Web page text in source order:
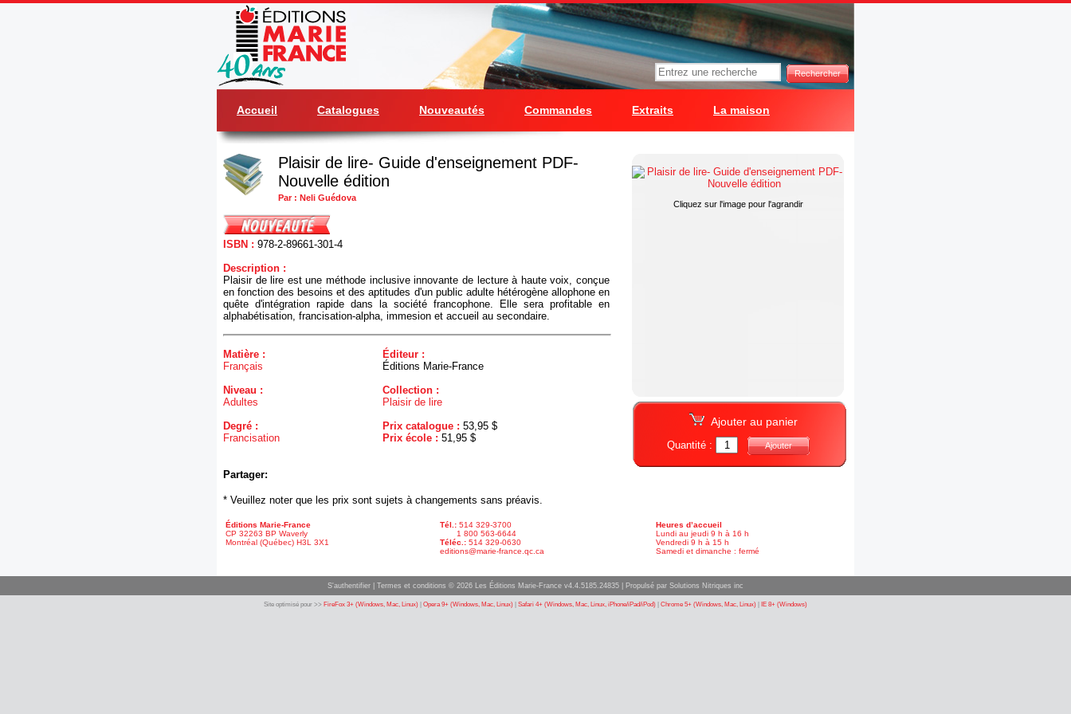
Rechercher
Accueil Catalogues Nouveautés Commandes Extraits La maison
Plaisir de lire- Guide d'enseignement PDF-
Nouvelle édition
Par : Neli Guédova
ISBN : 978-2-89661-301-4
Description :
Plaisir de lire est une méthode inclusive innovante de lecture à haute voix, conçue
en fonction des besoins et des aptitudes d'un public adulte hétérogène allophone en
quête d'intégration rapide dans la société francophone. Elle sera profitable en
alphabétisation, francisation-alpha, immesion et accueil au secondaire.
Matière :
Français
Niveau :
Adultes
Degré :
Francisation
Éditeur :
Éditions Marie-France
Collection :
Plaisir de lire
Prix catalogue : 53,95 $
Prix école : 51,95 $
Cliquez sur l'image pour l'agrandir
Ajouter au panier
Quantité : Ajouter
Partager:
* Veuillez noter que les prix sont sujets à changements sans préavis.
Éditions Marie-France
CP 32263 BP Waverly
Montréal (Québec) H3L 3X1
Tél.: 514 329-3700
1 800 563-6644
Téléc.: 514 329-0630
editions@marie-france.qc.ca
Heures d’accueil
Lundi au jeudi 9 h à 16 h
Vendredi 9 h à 15 h
Samedi et dimanche : fermé
S'authentifier Termes et conditions © 2026 Les Éditions Marie-France v4.4.5185.24835 | Propulsé par Solutions Nitriques inc
Site optimisé pour >> FireFox 3+ (Windows, Mac, Linux) Opera 9+ (Windows, Mac, Linux) Safari 4+ (Windows, Mac, Linux, iPhone/iPad/iPod) Chrome 5+ (Windows, Mac, Linux) IE 8+ (Windows)